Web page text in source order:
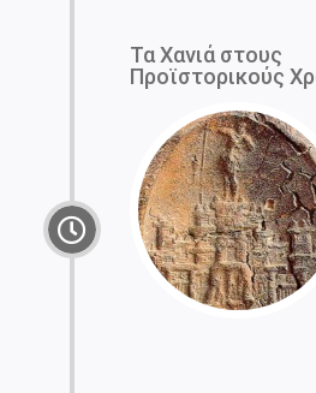
Τα Χανιά στους
Προϊστορικούς